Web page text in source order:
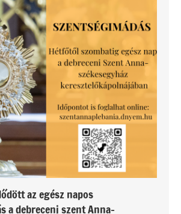
az egész napos
a debreceni szent Anna-